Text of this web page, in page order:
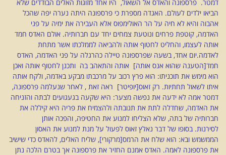
דמטר. פרספונה והאדס אל השאול, היו אחד מזוגות האלים הבודדים שלא
הביאו ילדים לעולם. האגדה מספרת כי פרספונה היתה נערה יפה שהכל
אהבוה והיא לא חיה על הר האולימפוס אלא העבירה את ימיה על פני
האדמה, קוטפת פרחים ונוטעת צמחים יחד עם חברותיה. אולם האדס חמד
אותה לעצמו, והחליט לחטוף אותה ולהביאה לממלכתו אשר מתחת
לאדמה.יום אחד, בשעה שפרספונה טיילה כהרגלה על פני האדמה, האדס
חמד[הטענה שהוא אנס אותה] אותה והתאהב בה ותכנן לחטוף אותה ואכן
הוא מימש את תוכניתו: הוא פרץ רכוב על מרכבתו מבקע באדמה, ולקח אותה
איתו לשאול תחתיות. רק זאוס[יופיטר] ראה זאת , לאחר שנעלמה פרספונה,
דמטר אמה לא ידעה את נפשה מצער: היא שקעה בגעגועים לבתה והזניחה
את האדמה, שחדלה לתת את תנובתה ולהצמיח את פריה היא קיללה את
חברותיה של בתה, שלא הצליחו למנוע את החטיפה, והפכה אותן
לסירנות. בסופו של דבר נאלץ זאוס לפעול על מנת למנוע את האסון
הממשמש ובא: הוא שלח את הרמס[מרקורי], שליח האלים, להאדס כדי שישיב
את פרספונה לאמה. האדס אמנם החזיר את פרספונה אך בטרם הלכה נתן